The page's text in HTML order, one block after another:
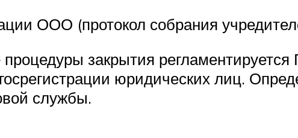
ООО (протокол собрания
закрытия
юридических лиц.
службы.